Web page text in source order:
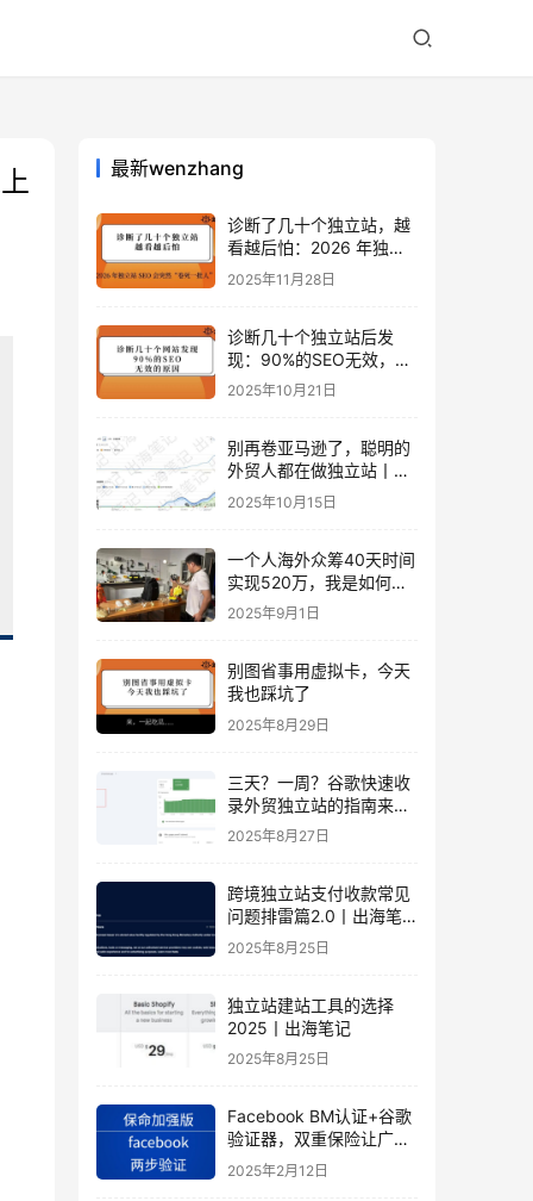
最新wenzhang
诊断了几十个独立站，越
看越后怕：2026 年独立
站 SEO 可能会突然“卷死
一批人”？
2025年11月28日
诊断几十个独立站后发
现：90%的SEO无效，是
因为忽略了这关键一步
2025年10月21日
别再卷亚马逊了，聪明的
外贸人都在做独立站丨出
海笔记
2025年10月15日
一个人海外众筹40天时间
实现520万，我是如何做
到的？丨出海笔记
2025年9月1日
别图省事用虚拟卡，今天
我也踩坑了
2025年8月29日
三天？一周？谷歌快速收
录外贸独立站的指南来
了！丨出海笔记
2025年8月27日
跨境独立站支付收款常见
问题排雷篇2.0丨出海笔
记
2025年8月25日
独立站建站工具的选择
2025丨出海笔记
2025年8月25日
Facebook BM认证+谷歌
验证器，双重保险让广告
投手账号稳如泰山
2025年2月12日